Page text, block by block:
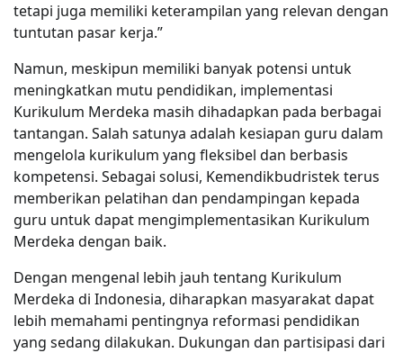
tetapi juga memiliki keterampilan yang relevan dengan
tuntutan pasar kerja.”
Namun, meskipun memiliki banyak potensi untuk
meningkatkan mutu pendidikan, implementasi
Kurikulum Merdeka masih dihadapkan pada berbagai
tantangan. Salah satunya adalah kesiapan guru dalam
mengelola kurikulum yang fleksibel dan berbasis
kompetensi. Sebagai solusi, Kemendikbudristek terus
memberikan pelatihan dan pendampingan kepada
guru untuk dapat mengimplementasikan Kurikulum
Merdeka dengan baik.
Dengan mengenal lebih jauh tentang Kurikulum
Merdeka di Indonesia, diharapkan masyarakat dapat
lebih memahami pentingnya reformasi pendidikan
yang sedang dilakukan. Dukungan dan partisipasi dari